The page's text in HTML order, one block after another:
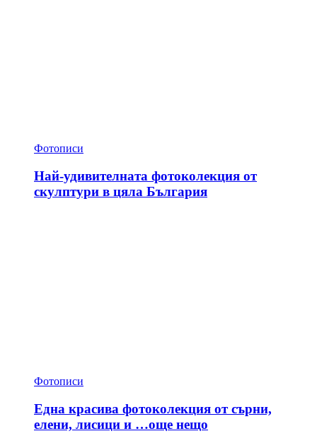
Фотописи
Най-удивителната фотоколекция от
скулптури в цяла България
Фотописи
Една красива фотоколекция от сърни,
елени, лисици и …още нещо